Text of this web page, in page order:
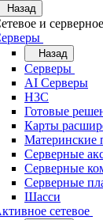
Назад
и
Назад
Cерверы
AI Серверы
H3C
Готовые
Карты
Материнские
Серверные
Серверные
Серверные
Шасси
сетевое